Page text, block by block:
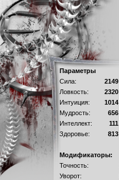
Параметры
Сила:
2149
Ловкость:
2320
Интуиция:
1014
Мудрость:
656
Интеллект:
111
Здоровье:
813
Модификаторы:
Точность:
Уворот: